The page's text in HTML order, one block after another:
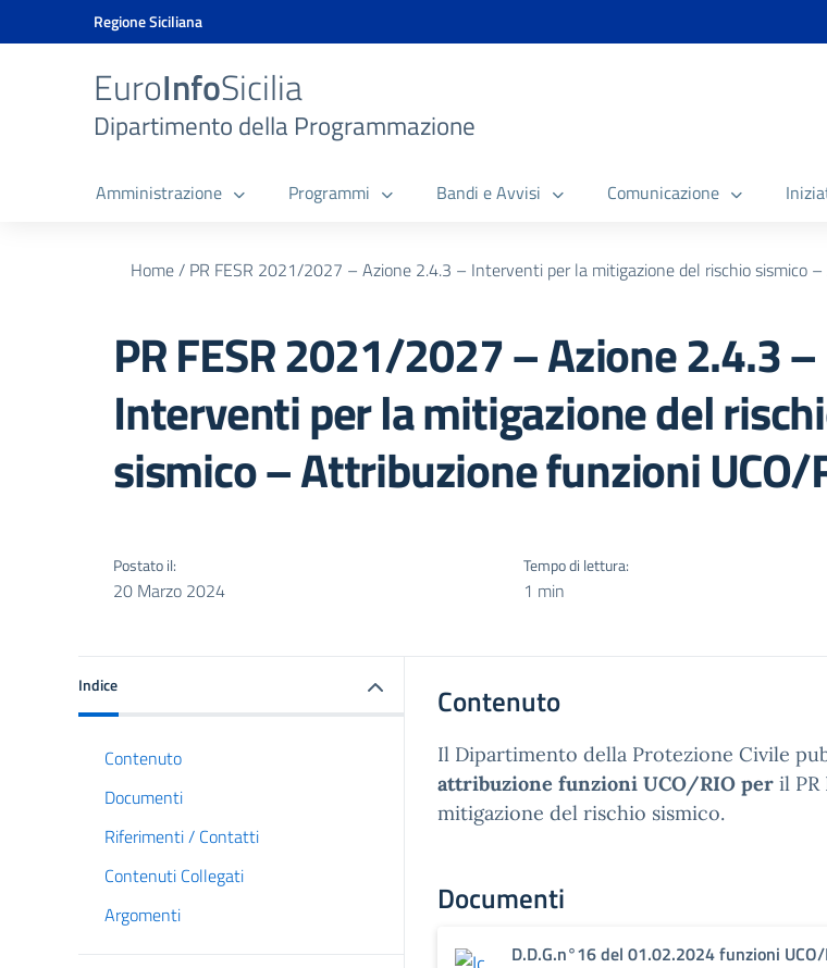
Vai ai contenuti
Vai al menu di navigazione
Vai al banner delle Cookie Policy
Regione Siciliana
EuroInfoSicilia
Dipartimento della Programmazione
Amministrazione Programmi Bandi e Avvisi Comunicazione
Home/ PR FESR 2021/2027 – Azione 2.4.3 – Interventi per la mitigazione del rischio sismico
PR FESR 2021/2027 – Azione 2.4.3 –
Interventi per la mitigazione del
sismico – Attribuzione funzioni UCO/
Postato il:
20 Marzo 2024
Tempo di lettura:
1 min
Indice
Contenuto
Documenti
Riferimenti / Contatti
Contenuti Collegati
Argomenti
Contenuto
Il Dipartimento della Protezione Civile
attribuzione funzioni UCO/RIO per il PR
mitigazione del rischio sismico.
Documenti
D.D.G.n°16 del 01.02.2024 funzioni UCO/